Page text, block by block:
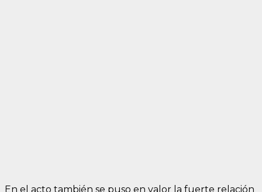
En el acto también se puso en valor la fuerte relación